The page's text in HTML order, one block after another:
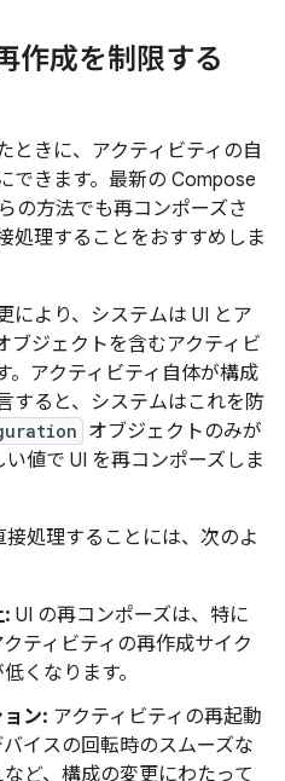
作成を制限する
ときに、アクティビティの自
できます。最新の Compose
の方法でも再コンポーズさ
処理することをおすすめしま
により、システムは UI とア
ブジェクトを含むアクティビ
。アクティビティ自体が構成
すると、システムはこれを防
オブジェクトのみが
値で UI を再コンポーズしま
処理することには、次のよ
: UI の再コンポーズは、特に
ティビティの再作成サイク
くなります。
ン: アクティビティの再起動
イスの回転時のスムーズな
ど、構成の変更にわたって